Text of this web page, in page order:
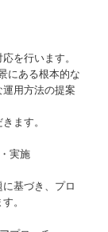
を行います。
にある根本的な
用方法の提案
ます。
実施
基づき、プロ
。